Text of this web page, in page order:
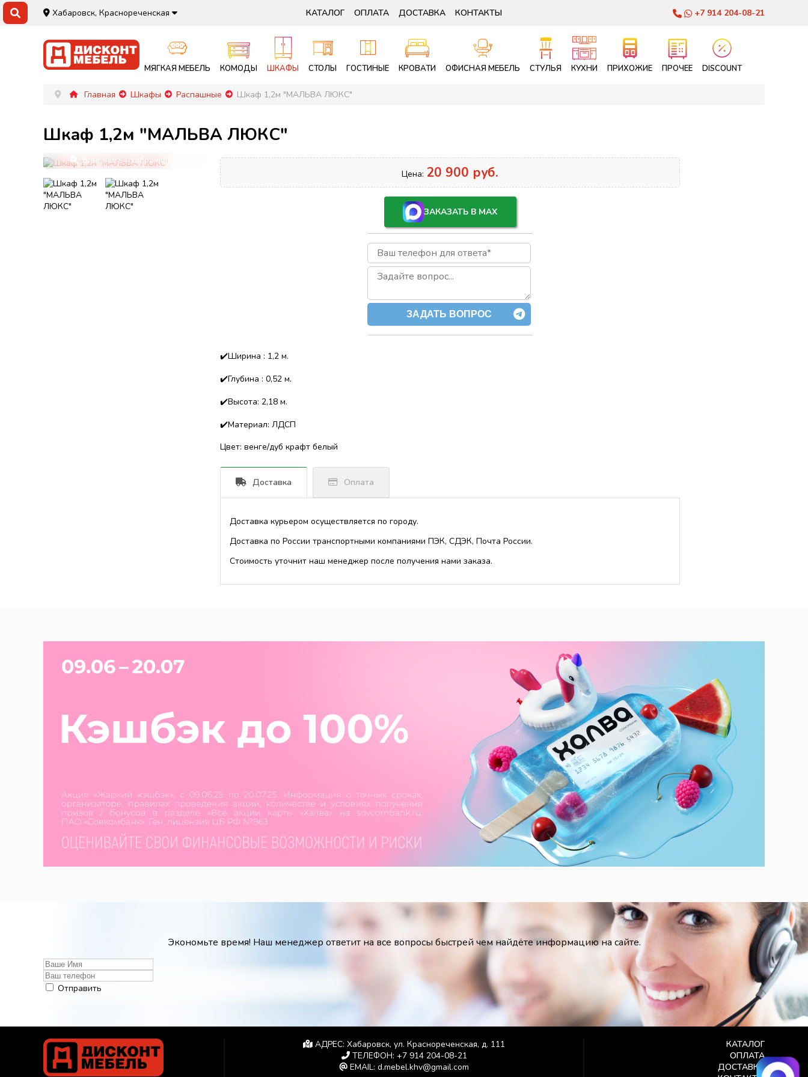
Хабаровск, Краснореченская КАТАЛОГ ОПЛАТА ДОСТАВКА КОНТАКТЫ +7 914 204-08-21
МЯГКАЯ МЕБЕЛЬ КОМОДЫ ШКАФЫ СТОЛЫ ГОСТИНЫЕ КРОВАТИ ОФИСНАЯ МЕБЕЛЬ СТУЛЬЯ КУХНИ ПРИХОЖИЕ ПРОЧЕЕ DISCOUNT
Главная Шкафы Распашные Шкаф 1,2м "МАЛЬВА ЛЮКС"
Шкаф 1,2м "МАЛЬВА ЛЮКС"
Увеличить изображение
Цена: 20 900 руб.
ЗАКАЗАТЬ В MAX
ЗАДАТЬ ВОПРОС
✔️Ширина : 1,2 м.
✔️Глубина : 0,52 м.
✔️Высота: 2,18 м.
✔️Материал: ЛДСП
Цвет: венге/дуб крафт белый
Доставка Оплата
Доставка курьером осуществляется по городу.
Доставка по России транспортными компаниями ПЭК, СДЭК, Почта России.
Стоимость уточнит наш менеджер после получения нами заказа.
Экономьте время! Наш менеджер ответит на все вопросы быстрей чем найдёте информацию на сайте.
Отправить
АДРЕС: Хабаровск, ул. Краснореченская, д. 111
ТЕЛЕФОН: +7 914 204-08-21
EMAIL: d.mebel.khv@gmail.com
КАТАЛОГ
ОПЛАТА
ДОСТАВКА